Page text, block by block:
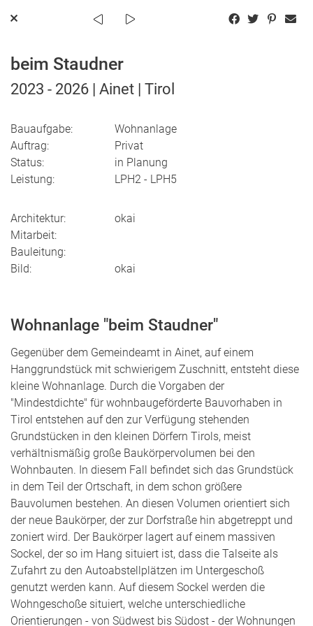
beim Staudner
2023 - 2026 | Ainet | Tirol
Bauaufgabe:
Auftrag:
Status:
Leistung:
Wohnanlage
Privat
in Planung
LPH2 - LPH5
Architektur:
Mitarbeit:
Bauleitung:
Bild:
okai
okai
Wohnanlage "beim Staudner"
Gegenüber dem Gemeindeamt in Ainet, auf einem
Hanggrundstück mit schwierigem Zuschnitt, entsteht diese
kleine Wohnanlage. Durch die Vorgaben der
"Mindestdichte" für wohnbaugeförderte Bauvorhaben in
Tirol entstehen auf den zur Verfügung stehenden
Grundstücken in den kleinen Dörfern Tirols, meist
verhältnismäßig große Baukörpervolumen bei den
Wohnbauten. In diesem Fall befindet sich das Grundstück
in dem Teil der Ortschaft, in dem schon größere
Bauvolumen bestehen. An diesen Volumen orientiert sich
der neue Baukörper, der zur Dorfstraße hin abgetreppt und
zoniert wird. Der Baukörper lagert auf einem massiven
Sockel, der so im Hang situiert ist, dass die Talseite als
Zufahrt zu den Autoabstellplätzen im Untergeschoß
genutzt werden kann. Auf diesem Sockel werden die
Wohngeschoße situiert, welche unterschiedliche
Orientierungen - von Südwest bis Südost - der Wohnungen